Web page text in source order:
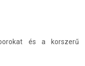
és a korszerű